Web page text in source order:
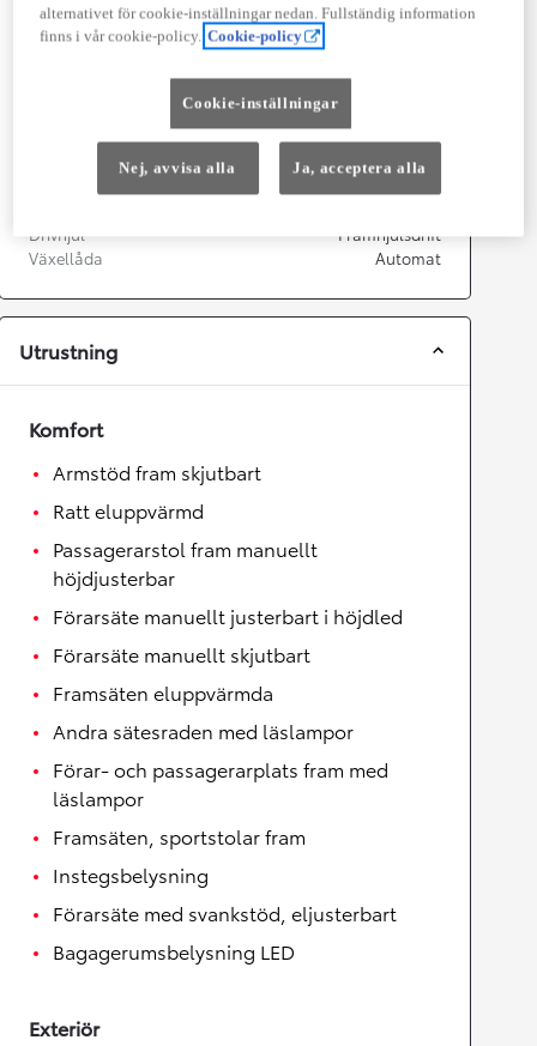
Växellåda
Drivhjul
Framhjulsdrift
Växellåda
Automat
Utrustning
Komfort
Armstöd fram skjutbart
Ratt eluppvärmd
Passagerarstol fram manuellt
höjdjusterbar
Förarsäte manuellt justerbart i höjdled
Förarsäte manuellt skjutbart
Framsäten eluppvärmda
Andra sätesraden med läslampor
Förar- och passagerarplats fram med
läslampor
Framsäten, sportstolar fram
Instegsbelysning
Förarsäte med svankstöd, eljusterbart
Bagagerumsbelysning LED
Exteriör
alternativet för cookie-inställningar nedan. Fullständig information
finns i vår cookie-policy. Cookie-policy
Cookie-inställningar
Nej, avvisa alla Ja, acceptera alla